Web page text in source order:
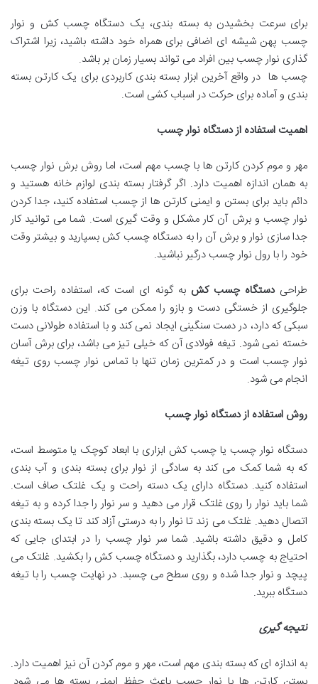
برای سرعت بخشیدن به بسته بندی، یک دستگاه چسب کش و نوار
چسب پهن شیشه ای اضافی برای همراه خود داشته باشید، زیرا اشتراک
گذاری نوار چسب بین افراد می تواند بسیار زمان بر باشد.
چسب ها در واقع آخرین ابزار بسته بندی کاربردی برای یک کارتن بسته
بندی و آماده برای حرکت در اسباب کشی است.
اهمیت استفاده از دستگاه نوار چسب
مهر و موم کردن کارتن ها با چسب مهم است، اما روش برش نوار چسب
به همان اندازه اهمیت دارد. اگر گرفتار بسته بندی لوازم خانه هستید و
دائم باید برای بستن و ایمنی کارتن ها از چسب استفاده کنید، جدا کردن
نوار چسب و برش آن کار مشکل و وقت گیری است. شما می توانید کار
جدا سازی نوار و برش آن را به دستگاه چسب کش بسپارید و بیشتر وقت
خود را با رول نوار چسب درگیر نباشید.
طراحی دستگاه چسب کش به گونه ای است که، استفاده راحت برای
جلوگیری از خستگی دست و بازو را ممکن می کند. این دستگاه با وزن
سبکی که دارد، در دست سنگینی ایجاد نمی کند و با استفاده طولانی دست
خسته نمی شود. تیغه فولادی آن که خیلی تیز می باشد، برای برش آسان
نوار چسب است و در کمترین زمان تنها با تماس نوار چسب روی تیغه
انجام می شود.
روش استفاده از دستگاه نوار چسب
دستگاه نوار چسب یا چسب کش ابزاری با ابعاد کوچک یا متوسط است،
که به شما کمک می کند به سادگی از نوار برای بسته بندی و آب بندی
استفاده کنید. دستگاه دارای یک دسته راحت و یک غلتک صاف است.
شما باید نوار را روی غلتک قرار می دهید و سر نوار را جدا کرده و به تیغه
اتصال دهید. غلتک می زند تا نوار را به درستی آزاد کند تا یک بسته بندی
کامل و دقیق داشته باشید. شما سر نوار چسب را در ابتدای جایی که
احتیاج به چسب دارد، بگذارید و دستگاه چسب کش را بکشید. غلتک می
پیچد و نوار جدا شده و روی سطح می چسبد. در نهایت چسب را با تیغه
دستگاه ببرید.
نتیجه گیری
به اندازه ای که بسته بندی مهم است، مهر و موم کردن آن نیز اهمیت دارد.